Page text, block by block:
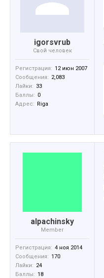
igorsvrub
Свой человек
Регистрация: 12 июн 2007
Сообщения: 2,083
Лайки: 33
Баллы: 0
Адрес: Riga
alpachinsky
Member
Регистрация: 4 ноя 2014
Сообщения: 170
Лайки: 24
Баллы: 18